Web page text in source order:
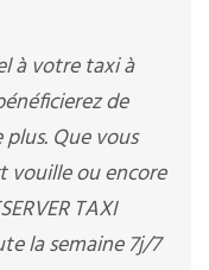
à votre taxi à
de
Que vous
vouille ou encore
TAXI
la semaine 7j/7